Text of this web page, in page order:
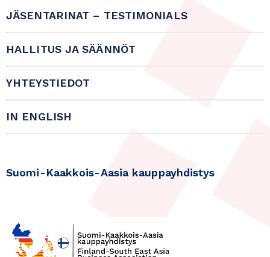
JÄSENTARINAT – TESTIMONIALS
HALLITUS JA SÄÄNNÖT
YHTEYSTIEDOT
IN ENGLISH
Suomi-Kaakkois-Aasia kauppayhdistys